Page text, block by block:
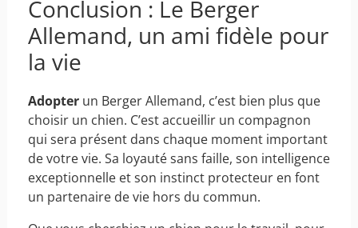
Conclusion : Le Berger
Allemand, un ami fidèle pour
la vie
Adopterun Berger Allemand, c’est bien plus que
choisir un chien. C’est accueillir un compagnon
qui sera présent dans chaque moment important
de votre vie. Sa loyauté sans faille, son intelligence
exceptionnelle et son instinct protecteur en font
un partenaire de vie hors du commun.